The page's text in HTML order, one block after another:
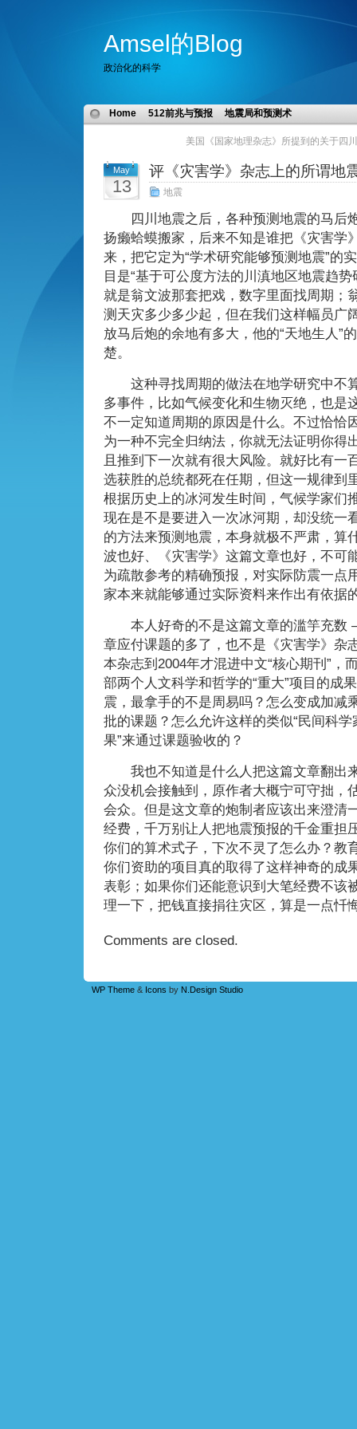
Amsel的Blog
政治化的科学
Home 512前兆与预报 地震局和预测术
美国《国家地理杂志》所提到的关于四
May
13
评《灾害学》杂志上的所谓地
地震
四川地震之后，各种预测地震的马后
扬癞蛤蟆搬家，后来不知是谁把《灾害学
来，把它定为“学术研究能够预测地震”的
目是“基于可公度方法的川滇地区地震趋
就是翁文波那套把戏，数字里面找周期；
测天灾多少多少起，但在我们这样幅员广
放马后炮的余地有多大，他的“天地生人”
楚。
这种寻找周期的做法在地学研究中不
多事件，比如气候变化和生物灭绝，也是
不一定知道周期的原因是什么。不过恰恰
为一种不完全归纳法，你就无法证明你得
且推到下一次就有很大风险。就好比有一
选获胜的总统都死在任期，但这一规律到
根据历史上的冰河发生时间，气候学家们
现在是不是要进入一次冰河期，却没统一
的方法来预测地震，本身就极不严肃，算
波也好、《灾害学》这篇文章也好，不可
为疏散参考的精确预报，对实际防震一
家本来就能够通过实际资料来作出有依据
本人好奇的不是这篇文章的滥竽充数
章应付课题的多了，也不是《灾害学》
本杂志到2004年才混进中文“核心期刊”，
部两个人文科学和哲学的“重大”项目的成
震，最拿手的不是周易吗？怎么变成加减
批的课题？怎么允许这样的类似“民间科学
果”来通过课题验收的？
我也不知道是什么人把这篇文章翻出
众没机会接触到，原作者大概宁可守拙，
会众。但是这文章的炮制者应该出来澄清
经费，千万别让人把地震预报的千金重
你们的算术式子，下次不灵了怎么办？教
你们资助的项目真的取得了这样神奇的成
表彰；如果你们还能意识到大笔经费不该
理一下，把钱直接捐往灾区，算是一点忏
Comments are closed.
WP Theme & Icons by N.Design Studio